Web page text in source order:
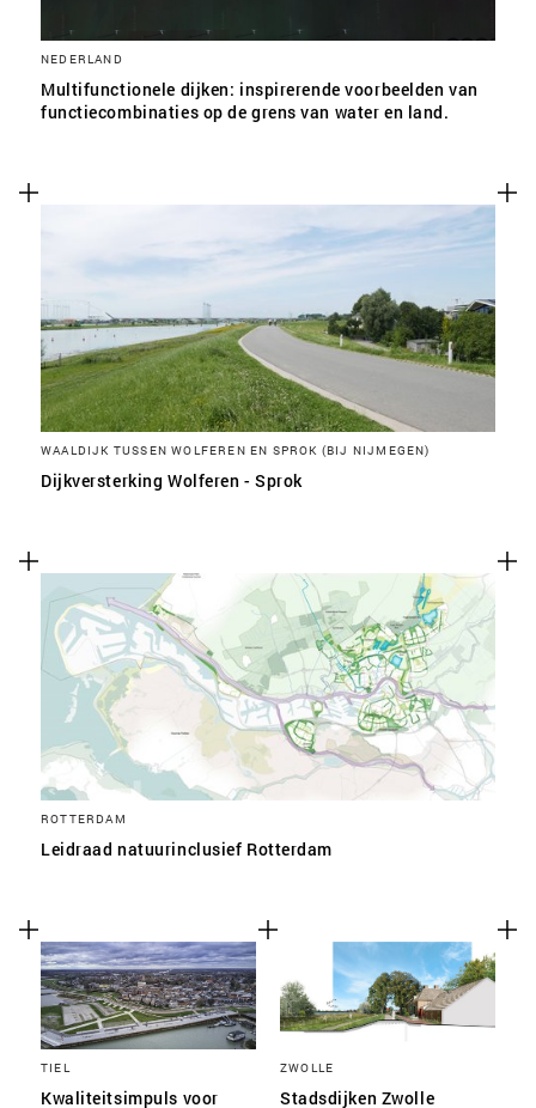
NEDERLAND
Multifunctionele dijken: inspirerende voorbeelden van
functiecombinaties op de grens van water en land.
WAALDIJK TUSSEN WOLFEREN EN SPROK (BIJ NIJMEGEN)
Dijkversterking Wolferen - Sprok
ROTTERDAM
Leidraad natuurinclusief Rotterdam
TIEL
Kwaliteitsimpuls voor
ZWOLLE
Stadsdijken Zwolle